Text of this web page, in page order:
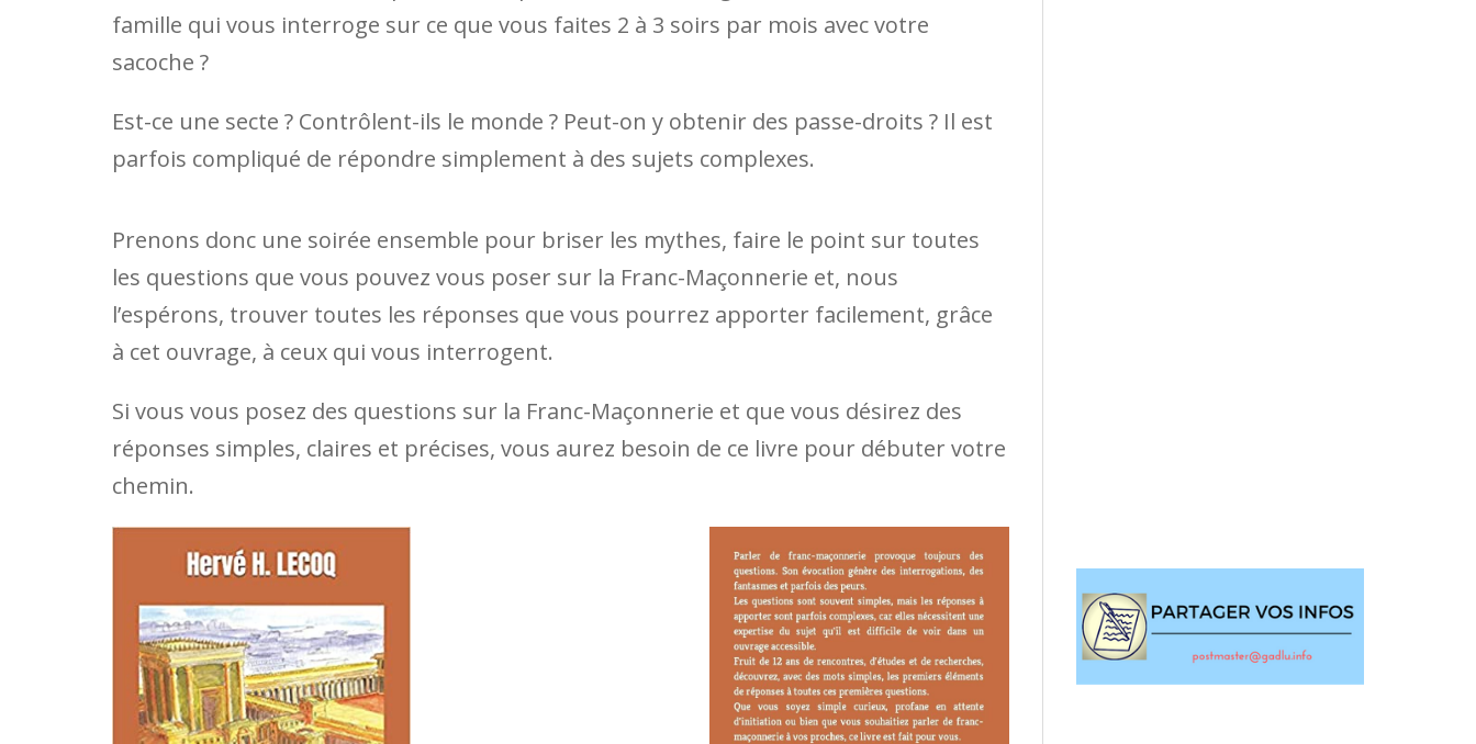
famille qui vous interroge sur ce que vous faites 2 à 3 soirs par mois avec votre
sacoche ?
Est-ce une secte ? Contrôlent-ils le monde ? Peut-on y obtenir des passe-droits ? Il est
parfois compliqué de répondre simplement à des sujets complexes.
Prenons donc une soirée ensemble pour briser les mythes, faire le point sur toutes
les questions que vous pouvez vous poser sur la Franc-Maçonnerie et, nous
l’espérons, trouver toutes les réponses que vous pourrez apporter facilement, grâce
à cet ouvrage, à ceux qui vous interrogent.
Si vous vous posez des questions sur la Franc-Maçonnerie et que vous désirez des
réponses simples, claires et précises, vous aurez besoin de ce livre pour débuter votre
chemin.